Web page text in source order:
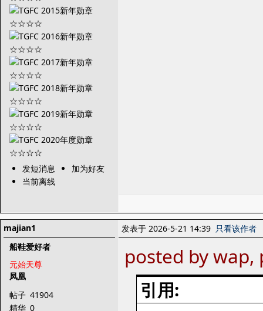
发短消息
加为好友
当前离线
majian1
船鞋爱好者
元始天尊
凤凰
帖子 41904
精华 0
发表于 2026-5-21 14:39 只看该作者
posted by
引用: